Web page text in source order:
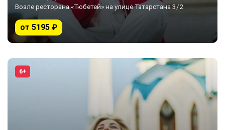
Возле ресторана «Тюбетей» на улице Татарстана 3/2
от 5195 ₽
6+